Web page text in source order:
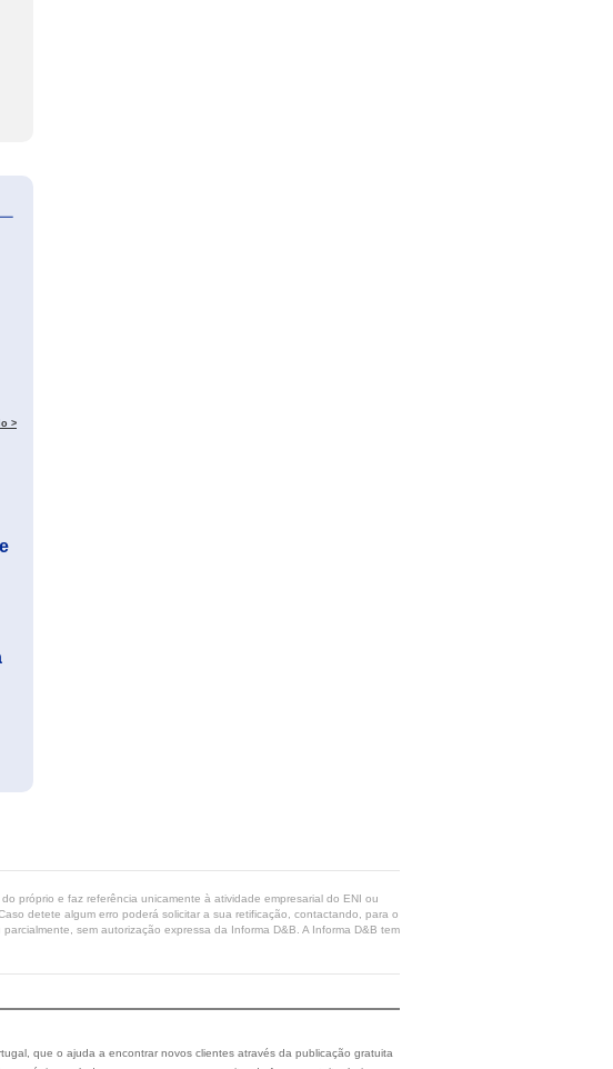
>
próprio e faz referência unicamente à atividade empresarial do ENI ou
detete algum erro poderá solicitar a sua retificação, contactando, para o
sem autorização expressa da Informa D&B. A Informa D&B tem
que o ajuda a encontrar novos clientes através da publicação gratuita